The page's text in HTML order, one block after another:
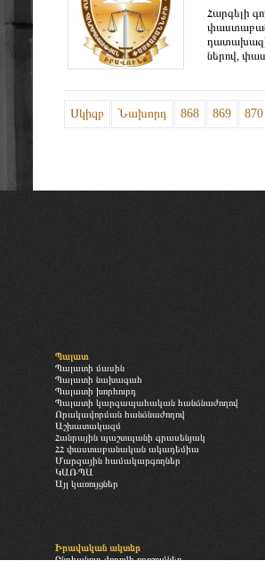
Հարգելի
ներով,
Սկիզբ Նախորդ 868 869 870
Պալատ
Պալատի մասին
Պալատի նախագահ
Պալատի խորհուրդ
Պալատի կարգապահական հանձնաժողով
Որակավորման հանձնաժողով
Աշխատակազմ
Հանրային պաշտպանի գրասենյակ
ՀՀ փաստաբանական ակադեմիա
Մարզային համակարգողներ
ԿԱՌՊԱ
Այլ կառույցներ
Իրավական ակտեր
Ընդհանուր ժողովի որոշումներ